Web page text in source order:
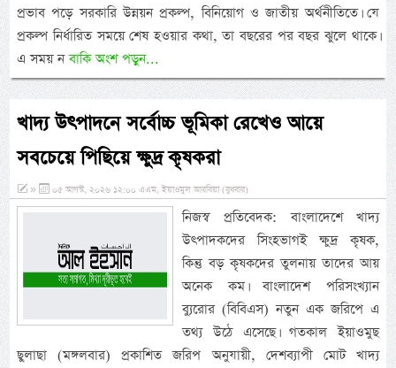
প্রভাব পড়ে সরকারি উন্নয়ন প্রকল্প, বিনিয়োগ ও জাতীয় অর্থনীতিতে। যে
প্রকল্প নির্ধারিত সময়ে শেষ হওয়ার কথা, তা বছরের পর বছর ঝুলে থাকে।
এ সময় নবাকি অংশ পড়ুন...
খাদ্য উৎপাদনে সর্বোচ্চ ভূমিকা রেখেও আয়ে
সবচেয়ে পিছিয়ে ক্ষুদ্র কৃষকরা
» ০৫ আগস্ট, ২০২৬ ১২:০০ এএম, ইয়াওমুল আরবিয়া (বুধবার)
নিজস্ব প্রতিবেদক: বাংলাদেশে খাদ্য
উৎপাদকদের সিংহভাগই ক্ষুদ্র কৃষক,
কিন্তু বড় কৃষকদের তুলনায় তাদের আয়
অনেক কম। বাংলাদেশ পরিসংখ্যান
ব্যুরোর (বিবিএস) নতুন এক জরিপে এ
তথ্য উঠে এসেছে। গতকাল ইয়াওমুছ
ছুলাছা (মঙ্গলবার) প্রকাশিত জরিপ অনুযায়ী, দেশব্যাপী মোট খাদ্য